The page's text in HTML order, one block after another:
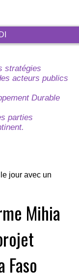
stratégies
acteurs publics
Durable
parties
Mihia
Faso